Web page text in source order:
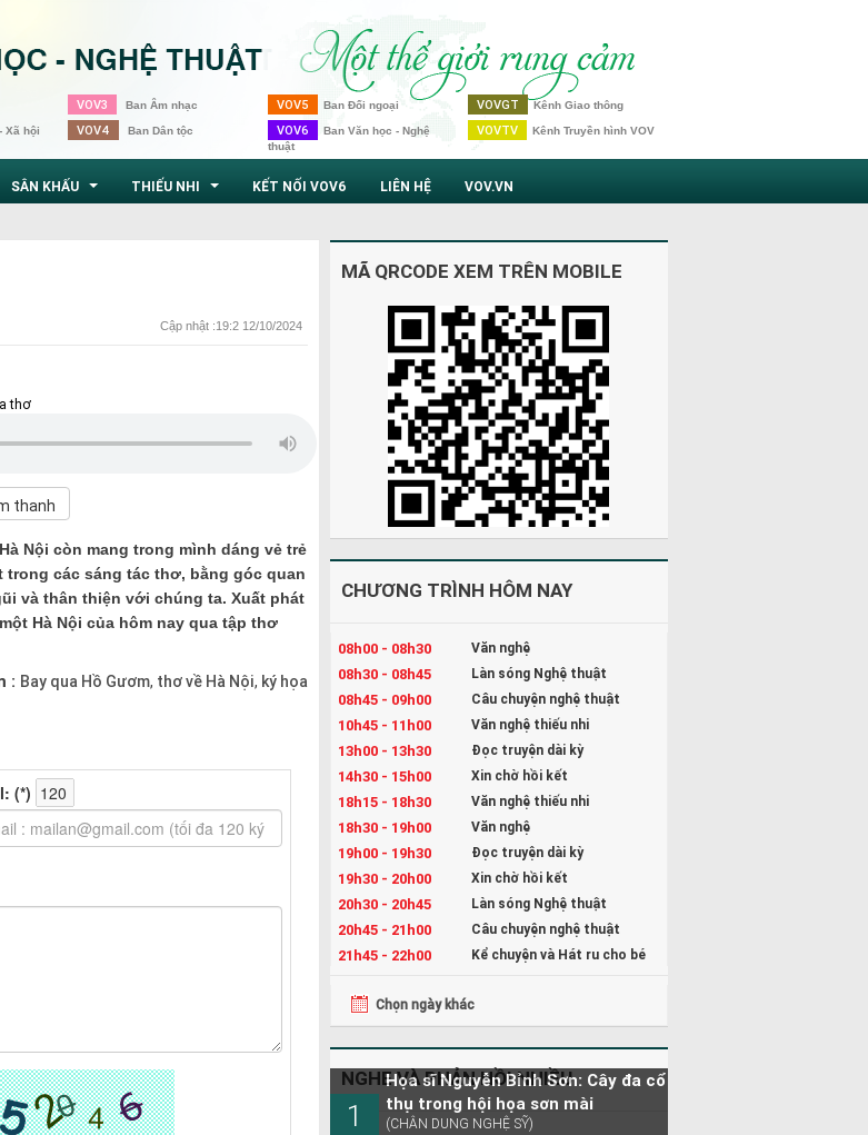
Xã hội
VOV3 Ban Âm nhạc
VOV4 Ban Dân tộc
VOV5 Ban Đối ngoại
VOV6 Ban Văn học - Nghệ
thuật
VOVGT Kênh Giao thông
VOVTV Kênh Truyền hình VOV
SÂN KHẤU THIẾU NHI KẾT NỐI VOV6 LIÊN HỆ VOV.VN
Cập nhật :19:2 12/10/2024
Nội còn mang trong mình dáng vẻ trẻ
các sáng tác thơ, bằng góc quan
và thân thiện với chúng ta. Xuất phát
Hà Nội của hôm nay qua tập thơ
: Bay qua Hồ Gươm, thơ về Hà Nội, ký họa
MÃ QRCODE XEM TRÊN MOBILE
CHƯƠNG TRÌNH HÔM NAY
08h00 - 08h30 Văn nghệ
08h30 - 08h45 Làn sóng Nghệ thuật
08h45 - 09h00 Câu chuyện nghệ thuật
10h45 - 11h00 Văn nghệ thiếu nhi
13h00 - 13h30 Đọc truyện dài kỳ
14h30 - 15h00 Xin chờ hồi kết
18h15 - 18h30 Văn nghệ thiếu nhi
18h30 - 19h00 Văn nghệ
19h00 - 19h30 Đọc truyện dài kỳ
19h30 - 20h00 Xin chờ hồi kết
20h30 - 20h45 Làn sóng Nghệ thuật
20h45 - 21h00 Câu chuyện nghệ thuật
21h45 - 22h00 Kể chuyện và Hát ru cho bé
Chọn ngày khác
NGHE VÀ PHẢN HỒI NHIỀU
1
Họa sĩ Nguyễn Bỉnh Sơn: Cây đa cổ
thụ trong hội họa sơn mài
(CHÂN DUNG NGHỆ SỸ)